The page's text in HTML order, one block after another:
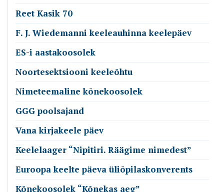
Reet Kasik 70
F. J. Wiedemanni keeleauhinna keelepäev
ES-i aastakoosolek
Noortesektsiooni keeleõhtu
Nimeteemaline kõnekoosolek
GGG poolsajand
Vana kirjakeele päev
Keelelaager “Nipitiri. Räägime nimedest”
Euroopa keelte päeva üliõpilaskonverents
Kõnekoosolek “Kõnekas aeg”